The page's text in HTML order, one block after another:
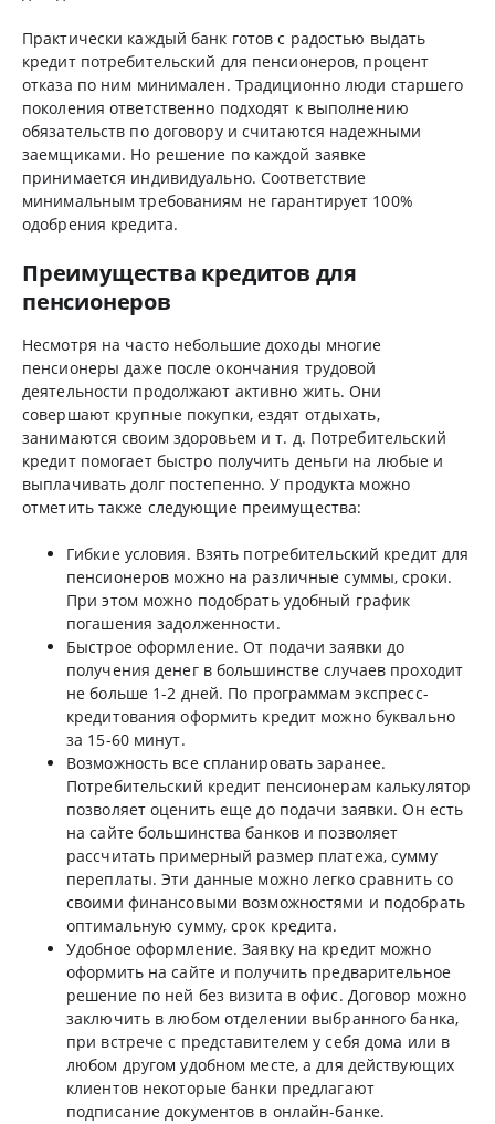
Практически каждый банк готов с радостью выдать
кредит потребительский для пенсионеров, процент
отказа по ним минимален. Традиционно люди старшего
поколения ответственно подходят к выполнению
обязательств по договору и считаются надежными
заемщиками. Но решение по каждой заявке
принимается индивидуально. Соответствие
минимальным требованиям не гарантирует 100%
одобрения кредита.
Преимущества кредитов для
пенсионеров
Несмотря на часто небольшие доходы многие
пенсионеры даже после окончания трудовой
деятельности продолжают активно жить. Они
совершают крупные покупки, ездят отдыхать,
занимаются своим здоровьем и т. д. Потребительский
кредит помогает быстро получить деньги на любые и
выплачивать долг постепенно. У продукта можно
отметить также следующие преимущества:
Гибкие условия. Взять потребительский кредит для
пенсионеров можно на различные суммы, сроки.
При этом можно подобрать удобный график
погашения задолженности.
Быстрое оформление. От подачи заявки до
получения денег в большинстве случаев проходит
не больше 1-2 дней. По программам экспресс-
кредитования оформить кредит можно буквально
за 15-60 минут.
Возможность все спланировать заранее.
Потребительский кредит пенсионерам калькулятор
позволяет оценить еще до подачи заявки. Он есть
на сайте большинства банков и позволяет
рассчитать примерный размер платежа, сумму
переплаты. Эти данные можно легко сравнить со
своими финансовыми возможностями и подобрать
оптимальную сумму, срок кредита.
Удобное оформление. Заявку на кредит можно
оформить на сайте и получить предварительное
решение по ней без визита в офис. Договор можно
заключить в любом отделении выбранного банка,
при встрече с представителем у себя дома или в
любом другом удобном месте, а для действующих
клиентов некоторые банки предлагают
подписание документов в онлайн-банке.